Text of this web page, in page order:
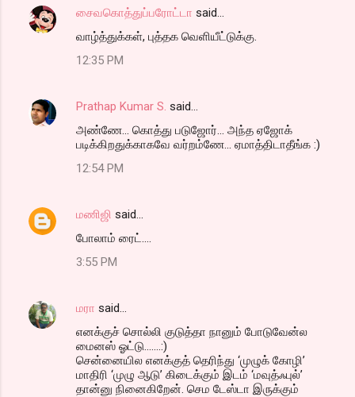
சைவகொத்துப்பரோட்டா said…
வாழ்த்துக்கள், புத்தக வெளியீட்டுக்கு.
12:35 PM
Prathap Kumar S. said…
அண்ணே... கொத்து படுஜோர்... அந்த ஏஜோக்
படிக்கிறதுக்காகவே வர்றம்ணே... ஏமாத்திடாதீங்க :)
12:54 PM
மணிஜி said…
போலாம் ரைட்....
3:55 PM
மரா said…
எனக்குச் சொல்லி குடுத்தா நானும் போடுவேன்ல
மைனஸ் ஓட்டு.......:)
சென்னையில எனக்குத் தெரிந்து ‘முழுக் கோழி’
மாதிரி ‘முழு ஆடு’ கிடைக்கும் இடம் ‘மவுத்ஃபுல்’
தான்னு நினைகிறேன். செம டேஸ்டா இருக்கும்